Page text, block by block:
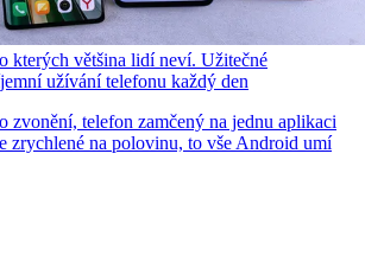
kterých většina lidí neví. Užitečné
užívání telefonu každý den
zvonění, telefon zamčený na jednu aplikaci
zrychlené na polovinu, to vše Android umí